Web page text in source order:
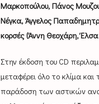
Μαρκοπούλου, Πάνος
Νέγκα, Άγγελος
κορσές (Άννη Θεοχάρη,
Στην έκδοση του CD
μεταφέρει όλο το κλίμα
παράδοση των αστικών